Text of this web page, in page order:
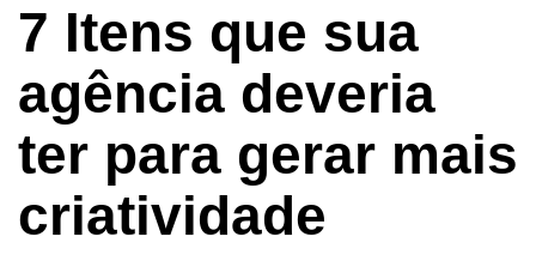
7 Itens que sua
agência deveria
ter para gerar mais
criatividade